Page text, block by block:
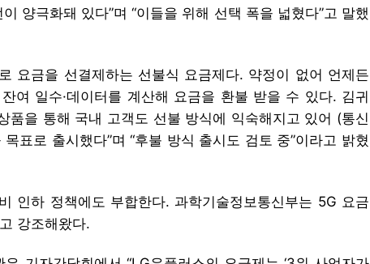
양극화돼 있다”며 “이들을 위해 선택 폭을 넓혔다”고 말했
요금을 선결제하는 선불식 요금제다. 약정이 없어 언제든
여 일수·데이터를 계산해 요금을 환불 받을 수 있다. 김귀
품을 통해 국내 고객도 선불 방식에 익숙해지고 있어 (통신
표로 출시했다”며 “후불 방식 출시도 검토 중”이라고 밝혔
인하 정책에도 부합한다. 과학기술정보통신부는 5G 요금
강조해왔다.